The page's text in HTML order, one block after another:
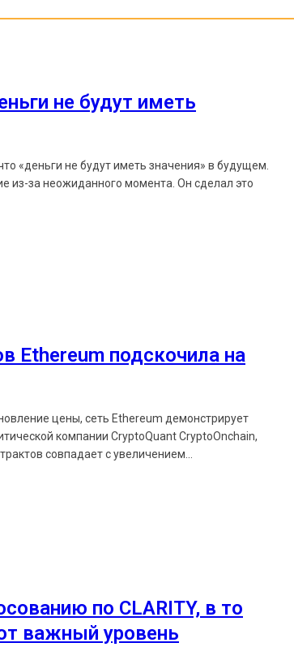
не будут иметь
«деньги не будут иметь значения» в будущем.
из-за неожиданного момента. Он сделал это
Ethereum подскочила на
цены, сеть Ethereum демонстрирует
компании CryptoQuant CryptoOnchain,
совпадает с увеличением...
по CLARITY, в то
важный уровень